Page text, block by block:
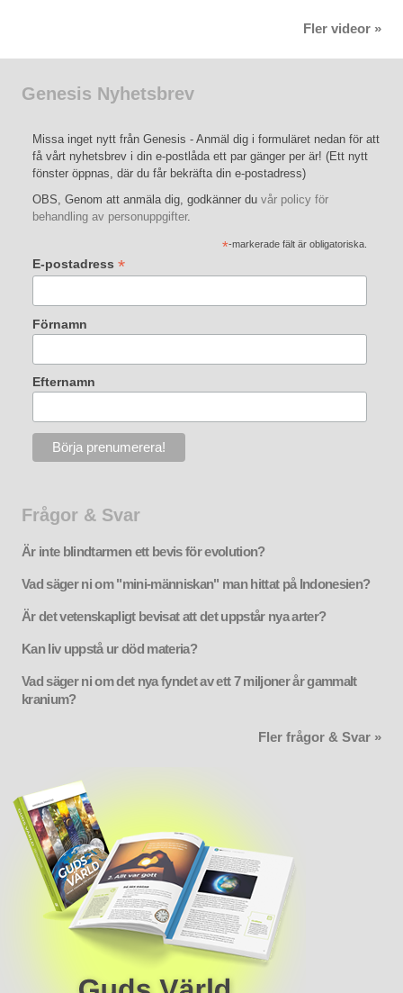
Fler videor »
Genesis Nyhetsbrev
Missa inget nytt från Genesis - Anmäl dig i formuläret nedan för att
få vårt nyhetsbrev i din e-postlåda ett par gänger per är! (Ett nytt
fönster öppnas, där du får bekräfta din e-postadress)
OBS, Genom att anmäla dig, godkänner du vår policy för
behandling av personuppgifter.
*-markerade fält är obligatoriska.
E-postadress *
Förnamn
Efternamn
Frågor & Svar
Är inte blindtarmen ett bevis för evolution?
Vad säger ni om "mini-människan" man hittat på Indonesien?
Är det vetenskapligt bevisat att det uppstår nya arter?
Kan liv uppstå ur död materia?
Vad säger ni om det nya fyndet av ett 7 miljoner år gammalt
kranium?
Fler frågor & Svar »